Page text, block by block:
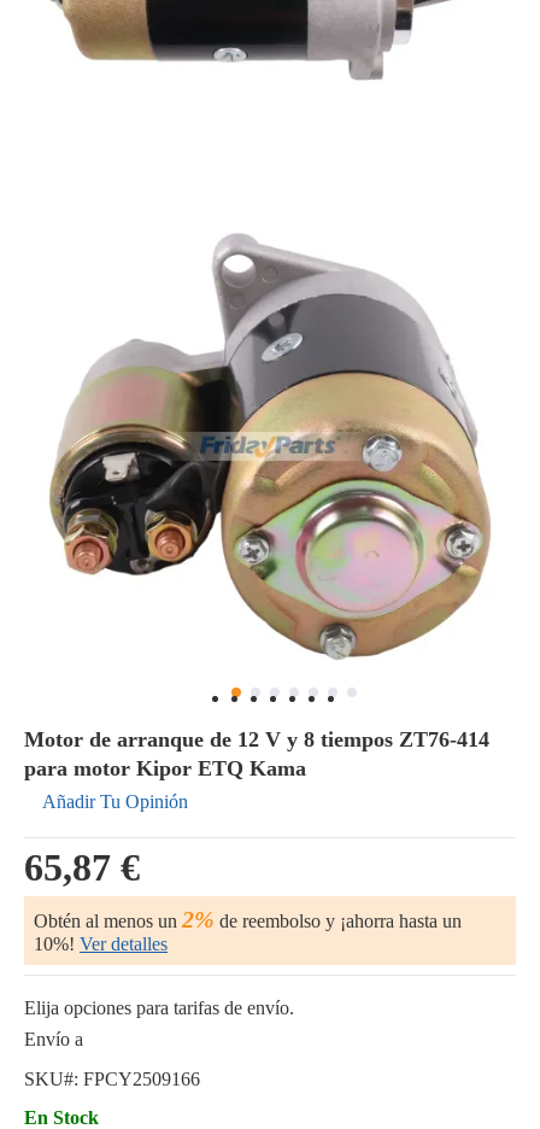
Motor de arranque de 12 V y 8 tiempos ZT76-414
para motor Kipor ETQ Kama
Añadir Tu Opinión
65,87 €
Obtén al menos un 2% de reembolso y ¡ahorra hasta un
10%! Ver detalles
Elija opciones para tarifas de envío.
Envío a
SKU#: FPCY2509166
En Stock